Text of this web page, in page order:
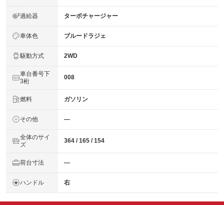
過給器 ターボチャージャー
車体色 ブルードラジェ
駆動方式 2WD
車台番号下
3桁
008
燃料 ガソリン
その他 ―
全体のサイ
ズ
364 / 165 / 154
荷台寸法 ―
ハンドル 右